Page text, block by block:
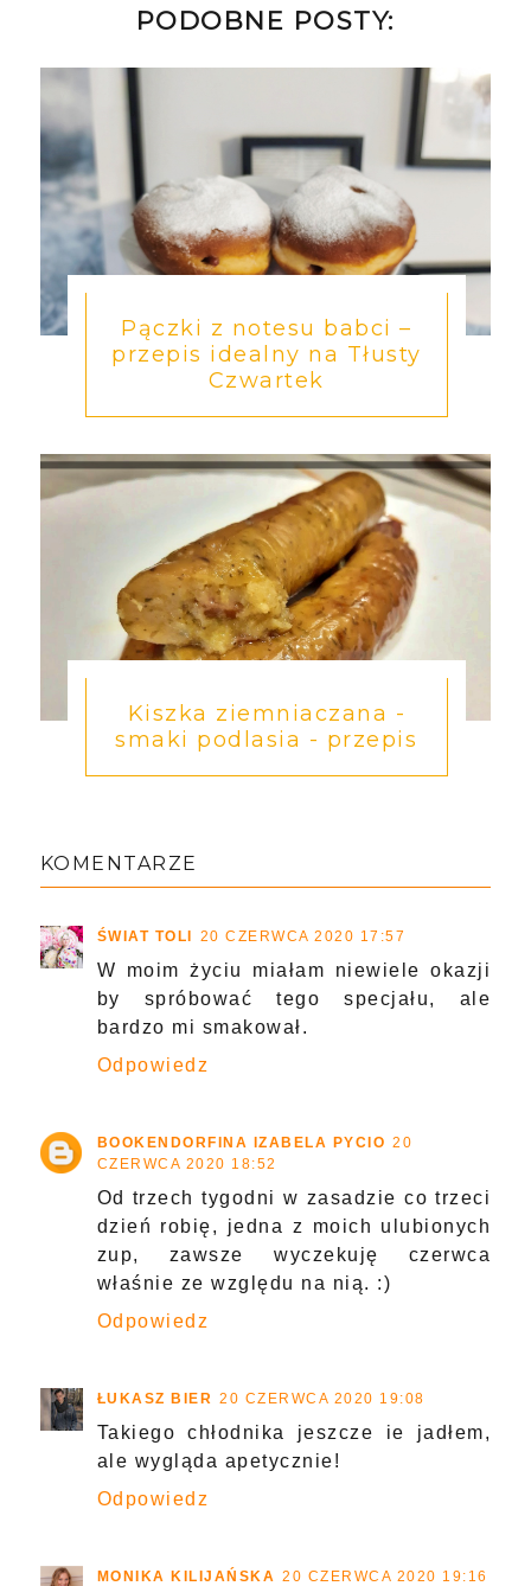
PODOBNE POSTY:
Pączki z notesu babci –
przepis idealny na Tłusty
Czwartek
Kiszka ziemniaczana -
smaki podlasia - przepis
KOMENTARZE
ŚWIAT TOLI 20 CZERWCA 2020 17:57
W moim życiu miałam niewiele okazji
by spróbować tego specjału, ale
bardzo mi smakował.
Odpowiedz
BOOKENDORFINA IZABELA PYCIO 20
CZERWCA 2020 18:52
Od trzech tygodni w zasadzie co trzeci
dzień robię, jedna z moich ulubionych
zup, zawsze wyczekuję czerwca
właśnie ze względu na nią. :)
Odpowiedz
ŁUKASZ BIER 20 CZERWCA 2020 19:08
Takiego chłodnika jeszcze ie jadłem,
ale wygląda apetycznie!
Odpowiedz
MONIKA KILIJAŃSKA 20 CZERWCA 2020 19:16